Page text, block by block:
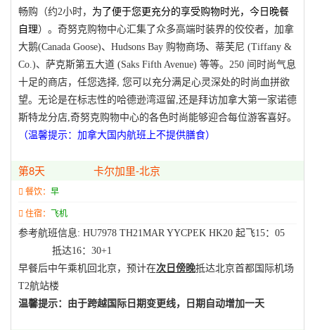
畅购（约2小时， 为了便于您更充分的享受购物时光，今日晚餐
自理）。奇努克购物中心汇集了众多高端时装界的佼佼者，加拿
大鹅(Canada Goose)、 Hudsons Bay 购物商场、蒂芙尼 (Tiffany &
Co.)、萨克斯第五大道 (Saks Fifth Avenue) 等等。 250 间时尚气息
十足的商店，任您选择 您可以充分满足心灵深处的时尚血拼欲
望。无论是在标志性的哈德逊湾逗留 还是拜访加拿大第一家诺德
斯特龙分店 奇努克购物中心的各色时尚能够迎合每位游客喜好。
（温馨提示：加拿大国内航班上不提供膳食）
第8天 卡尔加里-北京
餐饮： 早
住宿： 飞机
参考航班信息: HU7978 TH21MAR YYCPEK HK20 起飞15： 05
抵达16： 30+1
早餐后中午乘机回北京， 预计在次日傍晚抵达北京首都国际机场
T2航站楼
温馨提示：由于跨越国际日期变更线，日期自动增加一天